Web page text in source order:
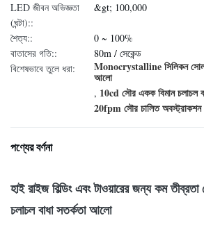
LED জীবন অভিজ্ঞতা
(ঘন্টা)::
&gt; 100,000
শৈত্য::
0 ~ 100%
বাতাসের গতি::
80m / সেকেন্ড
বিশেষভাবে তুলে ধরা:
Monocrystalline সিলিকন
আলো
, 10cd সৌর একক বিমান চলাচল
20fpm সৌর চালিত অবস্ট্রাকশন
পণ্যের বর্ণনা
হাই রাইজ বিল্ডিং এবং টাওয়ারের জন্য কম
চলাচল বাধা সতর্কতা আলো